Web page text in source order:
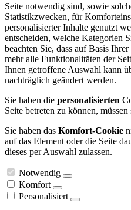
Seite notwendig sind, sowie
Statistikzwecken, für
personalisierter Inhalte genutzt
entscheiden, welche Kategorien
beachten Sie, dass auf Basis
mehr alle Funktionalitäten der
Ihnen getroffene Auswahl kann
nachträglich geändert werden.
Sie haben die personalisierten
Seite betreten zu können,
Sie haben das Komfort-Cookie
auf das Element oder die Seite
dieses per Auswahl zulassen.
Notwendig
Komfort
Personalisiert